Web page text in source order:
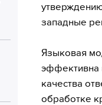
западные
Языковая
эффективна
качества
обработке